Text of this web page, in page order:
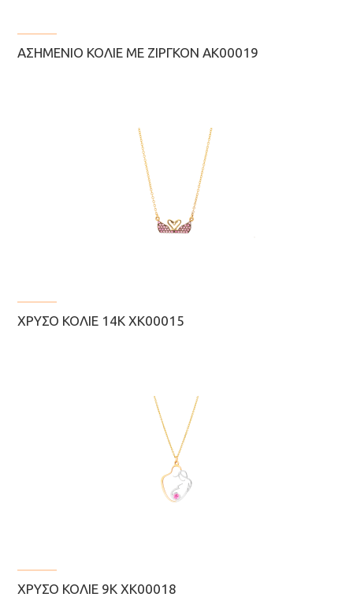
ΑΣΗΜΈΝΙΟ ΚΟΛΙΈ ΜΕ ΖΙΡΓΚΌΝ ΑΚ00019
ΧΡΥΣΌ ΚΟΛΙΈ 14Κ ΧΚ00015
ΧΡΥΣΌ ΚΟΛΙΈ 9Κ ΧΚ00018